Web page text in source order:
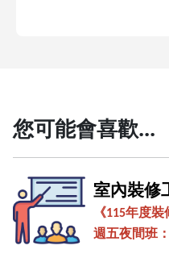
您可能會喜歡...
室內裝修
照班(週
《115年度裝
週五夜間班